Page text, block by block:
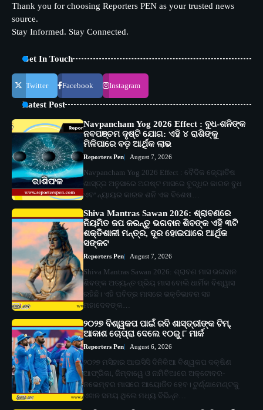
Thank you for choosing Reporters PEN as your trusted news
source.
Stay Informed. Stay Connected.
Get In Touch
Twitter Facebook Instagram
Latest Post
Navpancham Yog 2026 Effect : ବୁଧ-ଶନିଙ୍କ
ନବପଞ୍ଚମ ଦୃଷ୍ଟି ଯୋଗ: ଏହି ୪ ରାଶିଙ୍କୁ
ମିଳିପାରେ ବଡ଼ ଆର୍ଥିକ ଲାଭ
Reporters Pen August 7, 2026
Navpancham Yog 2026 Effect : ବୈଦିକ ଜ୍ୟୋତିଷ
ଶାସ୍ତ୍ର ଅନୁସାରେ ଅଗଷ୍ଟ ମାସରେ ବୁଦ୍ଧିର କାରକ ବୁଧ
ଏବଂ ନ୍ୟାୟର କାରକ ଶନି ଏକ ବିଶେଷ…
Shiva Mantras Sawan 2026: ଶ୍ରାବଣରେ
ନିୟମିତ ଜପ କରନ୍ତୁ ଭଗବାନ ଶିବଙ୍କ ଏହି ୩ଟି
ଶକ୍ତିଶାଳୀ ମନ୍ତ୍ର, ଦୂର ହୋଇପାରେ ଆର୍ଥିକ
ସଙ୍କଟ
Reporters Pen August 7, 2026
Shiva Mantras Sawan 2026: ଶ୍ରାବଣ ମାସ ଭଗବାନ
ଶିବଙ୍କ ଅତ୍ୟନ୍ତ ପ୍ରିୟ ମାସ ବୋଲି ଧାର୍ମିକ ବିଶ୍ୱାସ
ରହିଛି। ଏହି ପବିତ୍ର ମାସରେ ଭକ୍ତିଭାବର ସହ
ମହାଦେବଙ୍କ…
୨୦୨୭ ବିଶ୍ୱକପ ପାଇଁ ରବି ଶାସ୍ତ୍ରୀଙ୍କ ଟିମ୍,
ଆକାଶ ଚୋପ୍ରା ଦେଲେ ୧୦ରୁ ୮ ମାର୍କ
Reporters Pen August 6, 2026
୨୦୨୭ ମସିହାର ଆଇସିସି ଦିନିକିଆ ବିଶ୍ୱକପ ଦକ୍ଷିଣ
ଆଫ୍ରିକା, ଜିମ୍ବାୱେ ଓ ନାମିବିଆରେ ଅକ୍ଟୋବର-
ନଭେମ୍ବର ମାସରେ ଆୟୋଜିତ ହେବ। ଟୁର୍ଣ୍ଣାମେଣ୍ଟକୁ
ଏଖନ ସମୟ ଥିଲେ ମଧ୍ୟ ବିଭିନ୍ନ…